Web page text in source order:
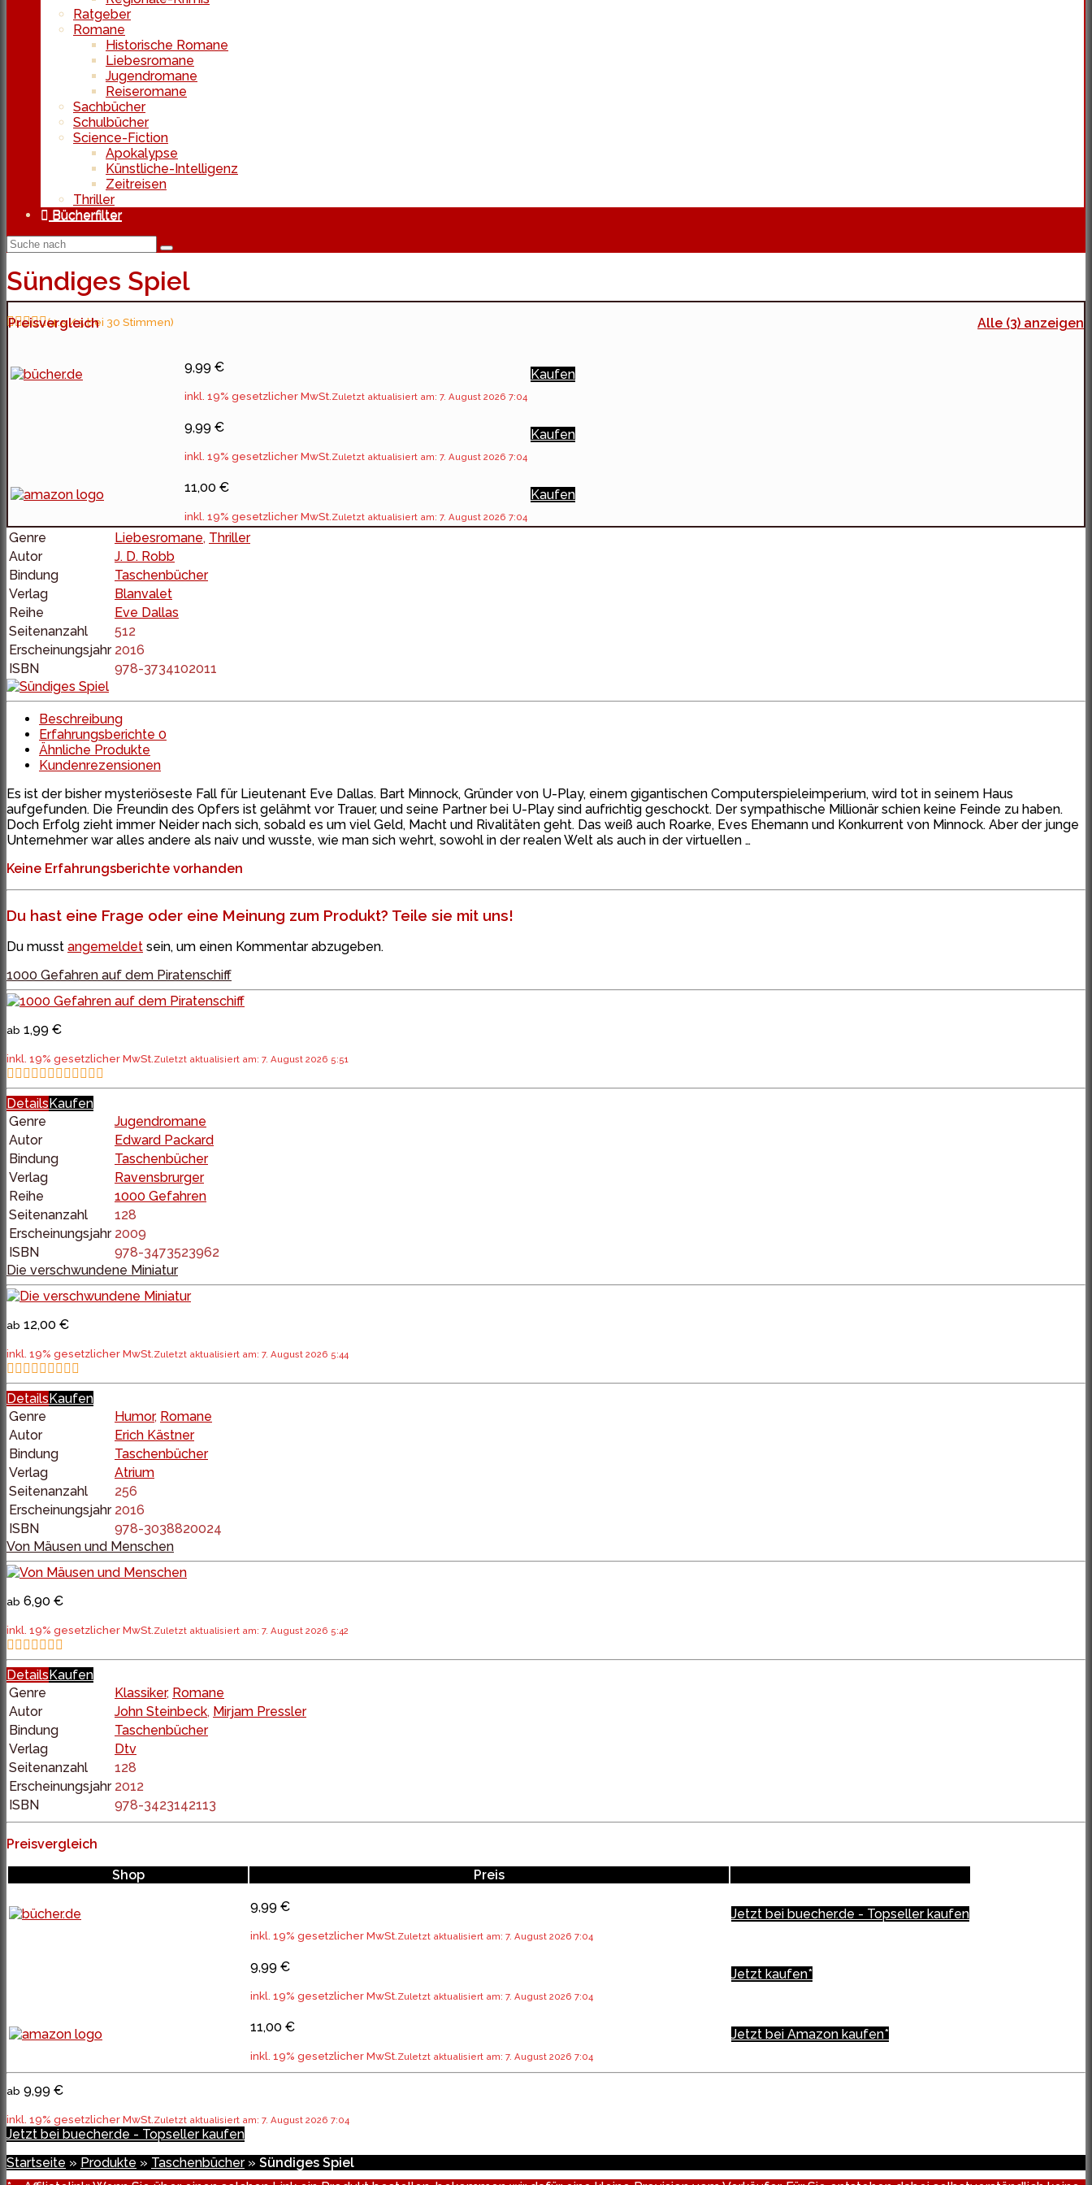
Ratgeber
Romane
Historische Romane
Liebesromane
Jugendromane
Reiseromane
Sachbücher
Schulbücher
Science-Fiction
Apokalypse
Künstliche-Intelligenz
Zeitreisen
Thriller
Bücherfilter
Sündiges Spiel
(4.5 / 5 bei 30 Stimmen) Alle (3) anzeigen
Preisvergleich
9,99 €
inkl. 19% gesetzlicher MwSt. Zuletzt aktualisiert am: 7. August 2026 7:04
Kaufen
9,99 €
inkl. 19% gesetzlicher MwSt. Zuletzt aktualisiert am: 7. August 2026 7:04
Kaufen
11,00 €
inkl. 19% gesetzlicher MwSt. Zuletzt aktualisiert am: 7. August 2026 7:04
Kaufen
Genre Liebesromane, Thriller
Autor
J. D. Robb
Bindung
Taschenbücher
Verlag
Blanvalet
Reihe
Eve Dallas
Seitenanzahl
512
Erscheinungsjahr 2016
ISBN
978-3734102011
Beschreibung
Erfahrungsberichte 0
Ähnliche Produkte
Kundenrezensionen
Es ist der bisher mysteriöseste Fall für Lieutenant Eve Dallas. Bart Minnock, Gründer von U-Play, einem gigantischen Computerspieleimperium, wird tot in seinem Haus
aufgefunden. Die Freundin des Opfers ist gelähmt vor Trauer, und seine Partner bei U-Play sind aufrichtig geschockt. Der sympathische Millionär schien keine Feinde zu haben.
Doch Erfolg zieht immer Neider nach sich, sobald es um viel Geld, Macht und Rivalitäten geht. Das weiß auch Roarke, Eves Ehemann und Konkurrent von Minnock. Aber der junge
Unternehmer war alles andere als naiv und wusste, wie man sich wehrt, sowohl in der realen Welt als auch in der virtuellen …
Keine Erfahrungsberichte vorhanden
Du hast eine Frage oder eine Meinung zum Produkt? Teile sie mit uns!
Du musst angemeldet sein, um einen Kommentar abzugeben.
1000 Gefahren auf dem Piratenschiff
ab 1,99 €
inkl. 19% gesetzlicher MwSt.Zuletzt aktualisiert am: 7. August 2026 5:51
Details Kaufen
Genre
Jugendromane
Autor
Edward Packard
Bindung
Taschenbücher
Verlag
Ravensbrurger
Reihe
1000 Gefahren
Seitenanzahl
128
Erscheinungsjahr 2009
ISBN
978-3473523962
Die verschwundene Miniatur
ab 12,00 €
inkl. 19% gesetzlicher MwSt.Zuletzt aktualisiert am: 7. August 2026 5:44
Details Kaufen
Genre
Humor, Romane
Autor
Erich Kästner
Bindung
Taschenbücher
Verlag
Atrium
Seitenanzahl
256
Erscheinungsjahr 2016
ISBN
978-3038820024
Von Mäusen und Menschen
ab 6,90 €
inkl. 19% gesetzlicher MwSt.Zuletzt aktualisiert am: 7. August 2026 5:42
Details Kaufen
Genre
Klassiker, Romane
Autor
John Steinbeck, Mirjam Pressler
Bindung
Taschenbücher
Verlag
Dtv
Seitenanzahl
128
Erscheinungsjahr 2012
ISBN
978-3423142113
Preisvergleich
Shop
Preis
9,99 €
inkl. 19% gesetzlicher MwSt.Zuletzt aktualisiert am: 7. August 2026 7:04
Jetzt bei buecher.de - Topseller kaufen
9,99 €
inkl. 19% gesetzlicher MwSt.Zuletzt aktualisiert am: 7. August 2026 7:04
Jetzt kaufen*
11,00 €
inkl. 19% gesetzlicher MwSt.Zuletzt aktualisiert am: 7. August 2026 7:04
Jetzt bei Amazon kaufen*
ab 9,99 €
inkl. 19% gesetzlicher MwSt.Zuletzt aktualisiert am: 7. August 2026 7:04
Jetzt bei buecher.de - Topseller kaufen
Startseite » Produkte » Taschenbücher» Sündiges Spiel